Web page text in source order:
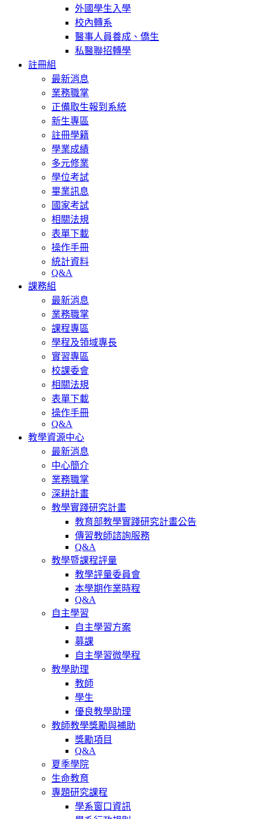
外國學生入學
校內轉系
醫事人員養成、僑生
私醫聯招轉學
註冊組
最新消息
業務職掌
正備取生報到系統
新生專區
註冊學籍
學業成績
多元修業
學位考試
畢業訊息
國家考試
相關法規
表單下載
操作手冊
統計資料
Q&A
課務組
最新消息
業務職掌
課程專區
學程及領域專長
實習專區
校課委會
相關法規
表單下載
操作手冊
Q&A
教學資源中心
最新消息
中心簡介
業務職掌
深耕計畫
教學實踐研究計畫
教育部教學實踐研究計畫公告
傳習教師諮詢服務
Q&A
教學暨課程評量
教學評量委員會
本學期作業時程
Q&A
自主學習
自主學習方案
募課
自主學習微學程
教學助理
教師
學生
優良教學助理
教師教學獎勵與補助
獎勵項目
Q&A
夏季學院
生命教育
專題研究課程
學系窗口資訊